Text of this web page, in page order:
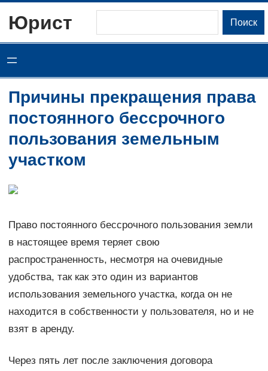
содержимому
Юрист Поиск
Причины прекращения права
постоянного бессрочного
пользования земельным
участком
Право постоянного бессрочного пользования земли
в настоящее время теряет свою
распространенность, несмотря на очевидные
удобства, так как это один из вариантов
использования земельного участка, когда он не
находится в собственности у пользователя, но и не
взят в аренду.
Через пять лет после заключения договора